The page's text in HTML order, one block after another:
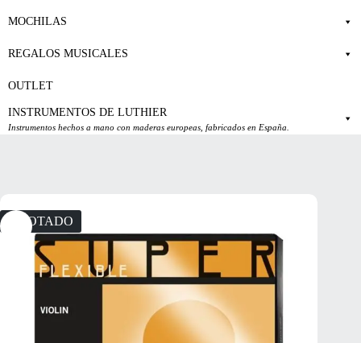
MOCHILAS
REGALOS MUSICALES
OUTLET
INSTRUMENTOS DE LUTHIER
Instrumentos hechos a mano con maderas europeas, fabricados en España.
AGOTADO